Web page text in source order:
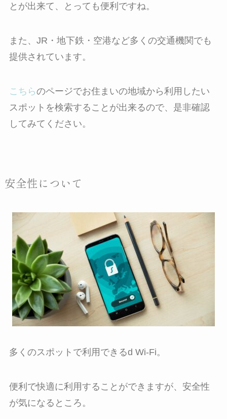
とが出来て、とっても便利ですね。
また、JR・地下鉄・空港など多くの交通機関でも
提供されています。
こちらのページでお住まいの地域から利用したい
スポットを検索することが出来るので、是非確認
してみてください。
安全性について
多くのスポットで利用できるd Wi-Fi。
便利で快適に利用することができますが、安全性
が気になるところ。